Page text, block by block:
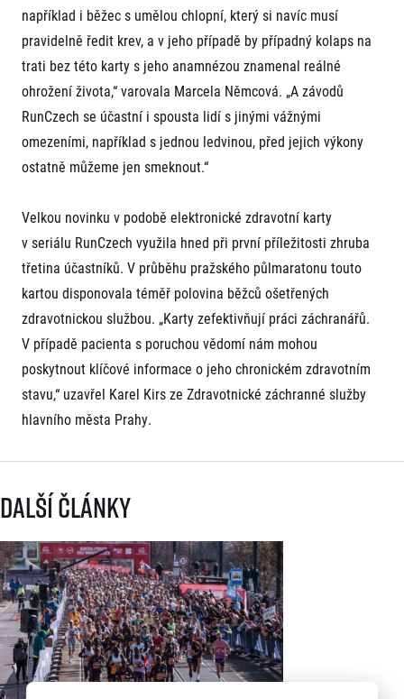
Informace o webu
Všeobecné smluvní podmínky
Informace o cookies
Podmínky GDPR
© 2026 RunCzech s.r.o.
například i běžec s umělou chlopní, který si navíc musí
pravidelně ředit krev, a v jeho případě by případný kolaps na
trati bez této karty s jeho anamnézou znamenal reálné
ohrožení života,“ varovala Marcela Němcová. „A závodů
RunCzech se účastní i spousta lidí s jinými vážnými
omezeními, například s jednou ledvinou, před jejich výkony
ostatně můžeme jen smeknout.“
Velkou novinku v podobě elektronické zdravotní karty
v seriálu RunCzech využila hned při první příležitosti zhruba
třetina účastníků. V průběhu pražského půlmaratonu touto
kartou disponovala téměř polovina běžců ošetřených
zdravotnickou službou. „Karty zefektivňují práci záchranářů.
V případě pacienta s poruchou vědomí nám mohou
poskytnout klíčové informace o jeho chronickém zdravotním
stavu,“ uzavřel Karel Kirs ze Zdravotnické záchranné služby
hlavního města Prahy.
Další články